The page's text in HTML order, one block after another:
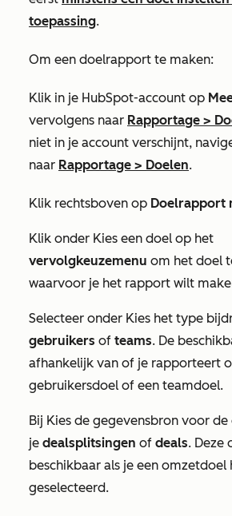
toepassing.
Om een doelrapport te maken:
Klik in je HubSpot-account op
vervolgens naar Rapportage >
niet in je account verschijnt,
naar Rapportage > Doelen.
Klik rechtsboven op Doelrapport
Klik onder Kies een doel op het
vervolgkeuzemenu om het doel
waarvoor je het rapport wilt
Selecteer onder Kies het type
gebruikers of teams. De
afhankelijk van of je rapporteert
gebruikersdoel of een teamdoel.
Bij Kies de gegevensbron voor de
je dealsplitsingen of deals. Deze
beschikbaar als je een omzetdoel
geselecteerd.